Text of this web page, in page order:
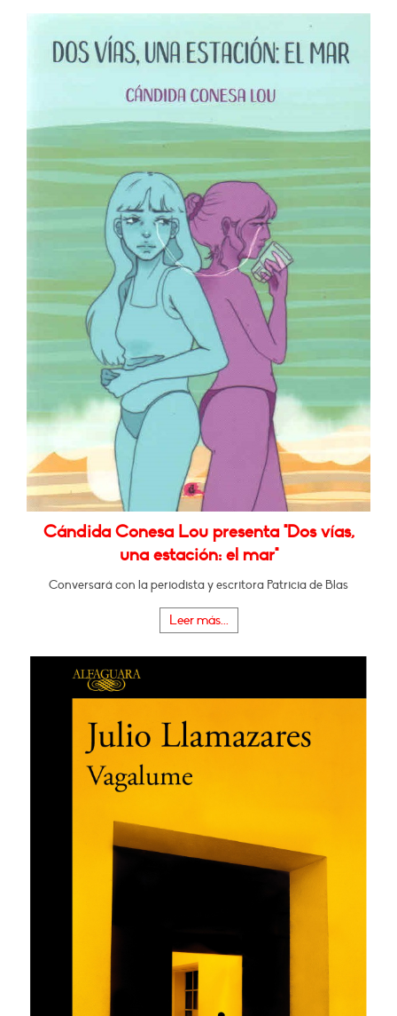
Cándida Conesa Lou presenta "Dos vías,
una estación: el mar"
Conversará con la periodista y escritora Patricia de Blas
Leer más...